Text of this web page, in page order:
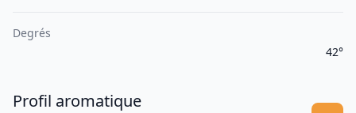
Degrés
42°
Profil aromatique